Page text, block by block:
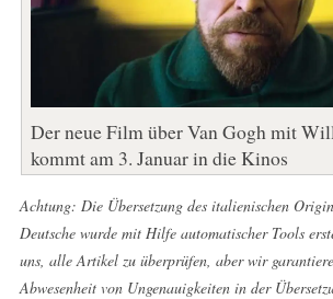
Der neue Film über Van Gogh mit
kommt am 3. Januar in die Kinos
Achtung: Die Übersetzung des italienischen
Deutsche wurde mit Hilfe automatischer Tools
uns, alle Artikel zu überprüfen, aber wir
Abwesenheit von Ungenauigkeiten in der